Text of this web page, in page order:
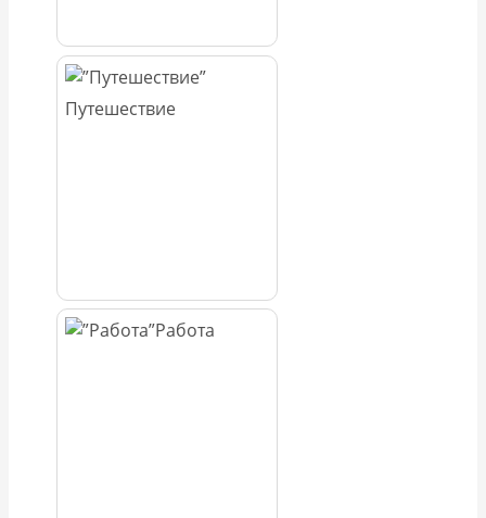
Путешествие
Работа